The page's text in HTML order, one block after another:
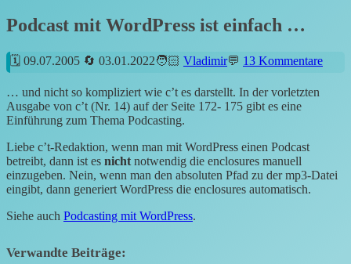
Podcast mit WordPress ist einfach …
09.07.2005 03.01.2022 Vladimir 13 Kommentare
… und nicht so kompliziert wie c’t es darstellt. In der vorletzten
Ausgabe von c’t (Nr. 14) auf der Seite 172- 175 gibt es eine
Einführung zum Thema Podcasting.
Liebe c’t-Redaktion, wenn man mit WordPress einen Podcast
betreibt, dann ist es nicht notwendig die enclosures manuell
einzugeben. Nein, wenn man den absoluten Pfad zu der mp3-Datei
eingibt, dann generiert WordPress die enclosures automatisch.
Siehe auch Podcasting mit WordPress.
Verwandte Beiträge: